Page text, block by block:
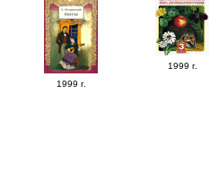
1999 г.
1999 г.